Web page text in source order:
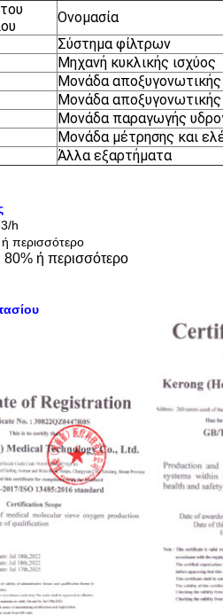
Ονομασία
Σύστημα φίλτρων
Μηχανή κυκλικής ισχύος
Μονάδα αποξυγονωτικής
Μονάδα αποξυγονωτικής
Μονάδα παραγωγής
Μονάδα μέτρησης και
Άλλα εξαρτήματα
h
περισσότερο
ή περισσότερο